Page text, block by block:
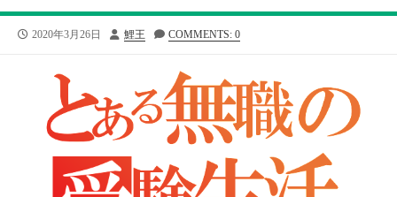
公
2020年3月26日
投
鯉王 COMMENTS: 0